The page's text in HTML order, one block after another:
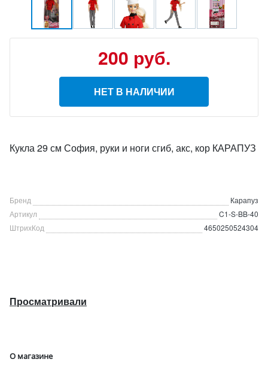
200 руб.
НЕТ В НАЛИЧИИ
Кукла 29 см София, руки и ноги сгиб, акс, кор КАРАПУЗ
Бренд
Карапуз
Артикул
C1-S-BB-40
ШтрихКод
4650250524304
Просматривали
О магазине